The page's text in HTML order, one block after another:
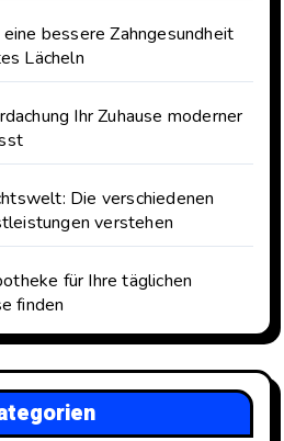
bessere Zahngesundheit
Lächeln
Ihr Zuhause moderner
Die verschiedenen
verstehen
für Ihre täglichen
finden